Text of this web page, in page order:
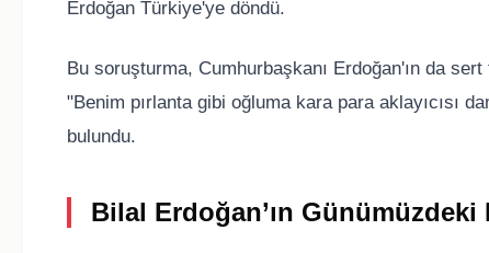
Erdoğan Türkiye'ye döndü.
Bu soruşturma, Cumhurbaşkanı Erdoğan'ın da
"Benim pırlanta gibi oğluma kara para aklayıcısı
bulundu.
Bilal Erdoğan’ın Günümüzdeki